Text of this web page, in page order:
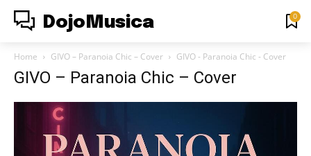
DojoMusica 0
Home GIVO – Paranoia Chic – Cover GIVO - Paranoia Chic - Cover
GIVO – Paranoia Chic – Cover